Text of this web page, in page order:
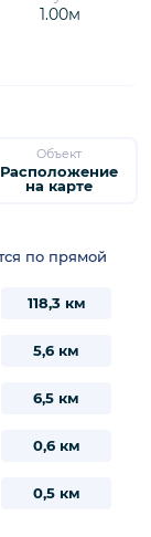
1.00м
Объект
Расположение
на карте
по прямой
118,3 км
5,6 км
6,5 км
0,6 км
0,5 км